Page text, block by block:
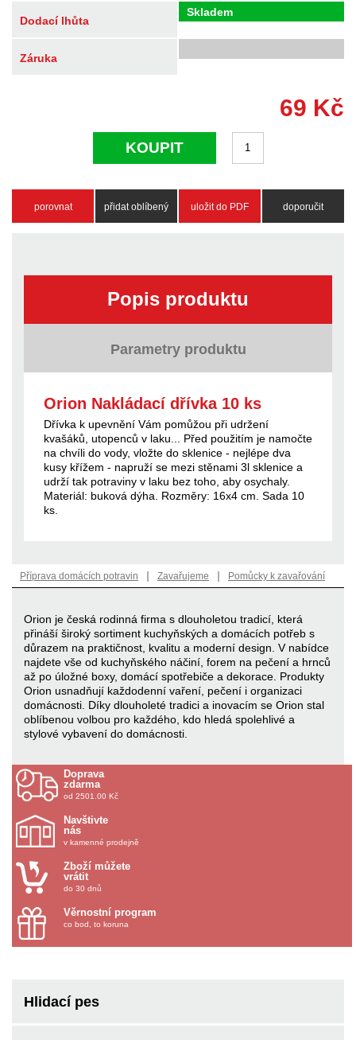
Dodací lhůta
Skladem
Záruka
69 Kč
KOUPIT
porovnat přidat oblíbený uložit do PDF doporučit
Popis produktu
Parametry produktu
Orion Nakládací dřívka 10 ks
Dřívka k upevnění Vám pomůžou při udržení
kvašáků, utopenců v laku... Před použitím je namočte
na chvíli do vody, vložte do sklenice - nejlépe dva
kusy křížem - napruží se mezi stěnami 3l sklenice a
udrží tak potraviny v laku bez toho, aby osychaly.
Materiál: buková dýha. Rozměry: 16x4 cm. Sada 10
ks.
Příprava domácích potravin | Zavařujeme | Pomůcky k zavařování
Orion je česká rodinná firma s dlouholetou tradicí, která
přináší široký sortiment kuchyňských a domácích potřeb s
důrazem na praktičnost, kvalitu a moderní design. V nabídce
najdete vše od kuchyňského náčiní, forem na pečení a hrnců
až po úložné boxy, domácí spotřebiče a dekorace. Produkty
Orion usnadňují každodenní vaření, pečení i organizaci
domácnosti. Díky dlouholeté tradici a inovacím se Orion stal
oblíbenou volbou pro každého, kdo hledá spolehlivé a
stylové vybavení do domácnosti.
Doprava
zdarma
od 2501.00 Kč
Navštivte
nás
v kamenné prodejně
Zboží můžete
vrátit
do 30 dnů
Věrnostní program
co bod, to koruna
Hlidací pes